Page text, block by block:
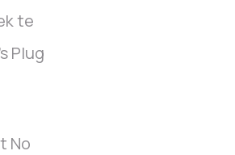
te
Plug
No